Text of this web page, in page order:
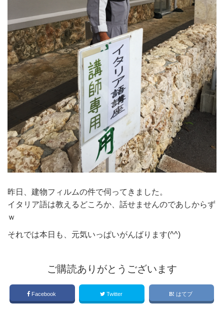
昨日、建物フィルムの件で伺ってきました。
イタリア語は教えるどころか、話せませんのであしからず
ｗ
それでは本日も、元気いっぱいがんばります(^^)
ご購読ありがとうございます
Facebook Twitter はてブ